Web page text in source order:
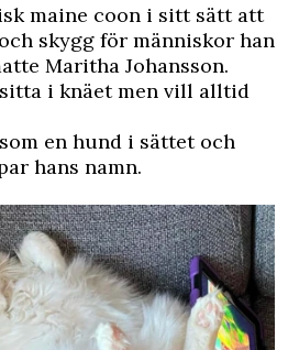
maine coon i sitt sätt att
skygg för människor han
Maritha Johansson.
i knäet men vill alltid
en hund i sättet och
hans namn.